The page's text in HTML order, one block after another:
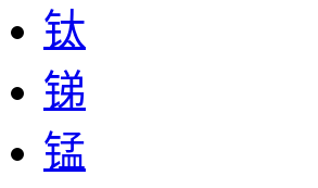
钛
锑
锰